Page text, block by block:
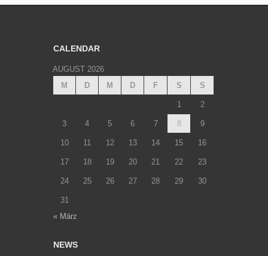
CALENDAR
AUGUST 2026
M
D M D F S S
1 2
3 4 5 6 7 8 9
10 11 12 13 14 15 16
17 18 19 20 21 22 23
24 25 26 27 28 29 30
31
« März
NEWS